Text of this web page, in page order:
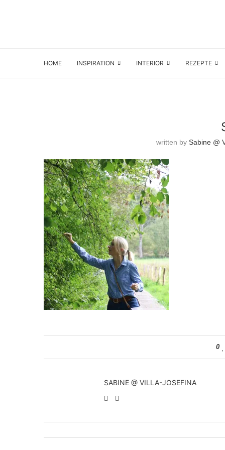
HOME INSPIRATION INTERIOR REZEPTE
written by Sabine @
0
SABINE @ VILLA-JOSEFINA